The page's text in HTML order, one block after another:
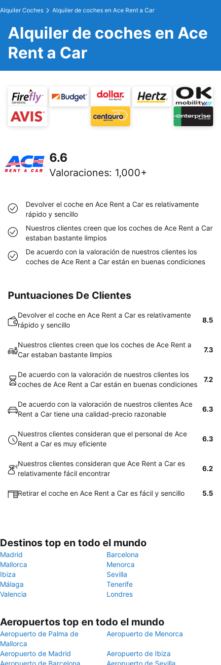
Alquiler Coches Alquiler de coches en Ace Rent a Car
Alquiler de coches en Ace
Rent a Car
6.6
Valoraciones: 1,000+
Devolver el coche en Ace Rent a Car es relativamente
rápido y sencillo
Nuestros clientes creen que los coches de Ace Rent a Car
estaban bastante limpios
De acuerdo con la valoración de nuestros clientes los
coches de Ace Rent a Car están en buenas condiciones
Puntuaciones De Clientes
Devolver el coche en Ace Rent a Car es relativamente
rápido y sencillo
8.5
Nuestros clientes creen que los coches de Ace Rent a
Car estaban bastante limpios
7.3
De acuerdo con la valoración de nuestros clientes los
coches de Ace Rent a Car están en buenas condiciones
7.2
De acuerdo con la valoración de nuestros clientes Ace
Rent a Car tiene una calidad-precio razonable
6.3
Nuestros clientes consideran que el personal de Ace
Rent a Car es muy eficiente
6.3
Nuestros clientes consideran que Ace Rent a Car es
relativamente fácil encontrar
6.2
Retirar el coche en Ace Rent a Car es fácil y sencillo 5.5
Destinos top en todo el mundo
Madrid
Barcelona
Mallorca
Menorca
Ibiza
Sevilla
Málaga
Tenerife
Valencia
Londres
Aeropuertos top en todo el mundo
Aeropuerto de Palma de
Mallorca
Aeropuerto de Menorca
Aeropuerto de Madrid
Aeropuerto de Ibiza
Aeropuerto de Barcelona
Aeropuerto de Sevilla